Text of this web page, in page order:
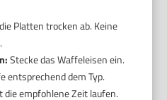
Platten trocken ab. Keine
Stecke das Waffeleisen ein.
entsprechend dem Typ.
die empfohlene Zeit laufen.